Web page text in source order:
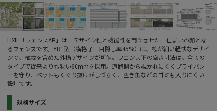
LIXIL「フェンスAB」は、デザイン性と機能性を両立させた、住まいの顔とな
るフェンスです。YR1型（横格子｜目隠し率45%）は、桟が細い軽快なデザイ
ンで、植栽を含めた外構デザインが可能。フェンス下の空き寸法は、全ての
タイプで従来よりも狭い60mmを採用。道路側から覗かれにくくプライバシ
ーを守り、ペットもくぐり抜けがしづらく、空き缶などのゴミも入りにくい
設計です。
規格サイズ